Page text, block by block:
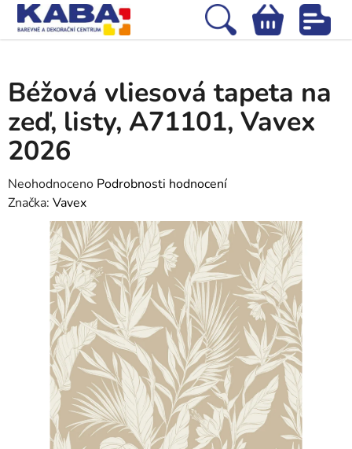
Přejít
obsah
Hledat
NÁKUPNÍ
Béžová vliesová tapeta na
zeď, listy, A71101, Vavex
2026
Průměrné
hodnocení
produktu
hvězdiček.
Neohodnoceno Podrobnosti hodnocení
Značka: Vavex